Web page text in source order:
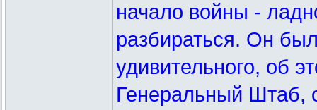
начало войны -
разбираться. Он
удивительного, об
Генеральный Штаб,